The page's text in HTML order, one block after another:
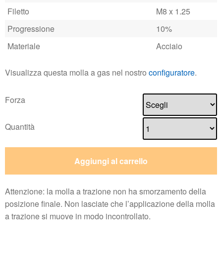
Filetto
M8 x 1.25
Progressione
10%
Materiale
Acciaio
Visualizza questa molla a gas nel nostro configuratore.
Forza
Quantità
Aggiungi al carrello
Attenzione: la molla a trazione non ha smorzamento della
posizione finale. Non lasciate che l’applicazione della molla
a trazione si muove in modo incontrollato.